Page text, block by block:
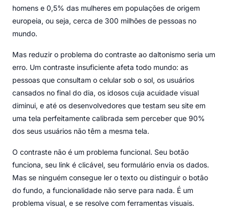
homens e 0,5% das mulheres em populações de origem
europeia, ou seja, cerca de 300 milhões de pessoas no
mundo.
Mas reduzir o problema do contraste ao daltonismo seria um
erro. Um contraste insuficiente afeta todo mundo: as
pessoas que consultam o celular sob o sol, os usuários
cansados no final do dia, os idosos cuja acuidade visual
diminui, e até os desenvolvedores que testam seu site em
uma tela perfeitamente calibrada sem perceber que 90%
dos seus usuários não têm a mesma tela.
O contraste não é um problema funcional. Seu botão
funciona, seu link é clicável, seu formulário envia os dados.
Mas se ninguém consegue ler o texto ou distinguir o botão
do fundo, a funcionalidade não serve para nada. É um
problema visual, e se resolve com ferramentas visuais.